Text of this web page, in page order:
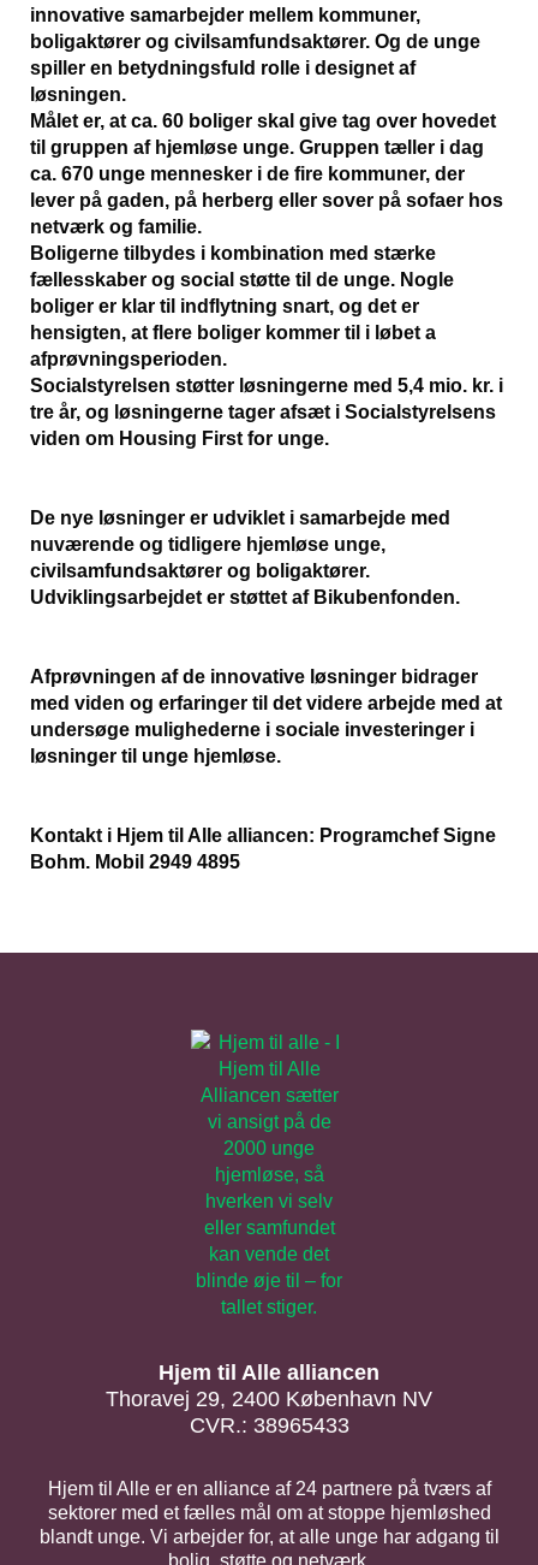
innovative samarbejder mellem kommuner,
boligaktører og civilsamfundsaktører. Og de unge
spiller en betydningsfuld rolle i designet af
løsningen.
Målet er, at ca. 60 boliger skal give tag over hovedet
til gruppen af hjemløse unge. Gruppen tæller i dag
ca. 670 unge mennesker i de fire kommuner, der
lever på gaden, på herberg eller sover på sofaer hos
netværk og familie.
Boligerne tilbydes i kombination med stærke
fællesskaber og social støtte til de unge. Nogle
boliger er klar til indflytning snart, og det er
hensigten, at flere boliger kommer til i løbet a
afprøvningsperioden.
Socialstyrelsen støtter løsningerne med 5,4 mio. kr. i
tre år, og løsningerne tager afsæt i Socialstyrelsens
viden om Housing First for unge.
De nye løsninger er udviklet i samarbejde med
nuværende og tidligere hjemløse unge,
civilsamfundsaktører og boligaktører.
Udviklingsarbejdet er støttet af Bikubenfonden.
Afprøvningen af de innovative løsninger bidrager
med viden og erfaringer til det videre arbejde med at
undersøge mulighederne i sociale investeringer i
løsninger til unge hjemløse.
Kontakt i Hjem til Alle alliancen: Programchef Signe
Bohm. Mobil 2949 4895
Hjem til Alle alliancen
Thoravej 29, 2400 København NV
CVR.: 38965433
Hjem til Alle er en alliance af 24 partnere på tværs af
sektorer med et fælles mål om at stoppe hjemløshed
blandt unge. Vi arbejder for, at alle unge har adgang til
bolig, støtte og netværk.